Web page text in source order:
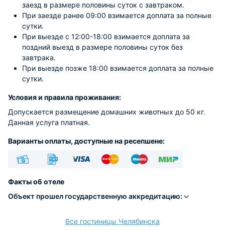
заезд в размере половины суток с завтраком.
При заезде ранее 09:00 взимается доплата за полные
сутки.
При выезде с 12:00-18:00 взимается доплата за
поздний выезд в размере половины суток без
завтрака.
При выезде позже 18:00 взимается доплата за полные
сутки.
Условия и правила проживания:
Допускается размещение домашних животных до 50 кг.
Данная услуга платная.
Варианты оплаты, доступные на ресепшене:
Факты об отеле
Объект прошел государственную аккредитацию:
Все гостиницы Челябинска